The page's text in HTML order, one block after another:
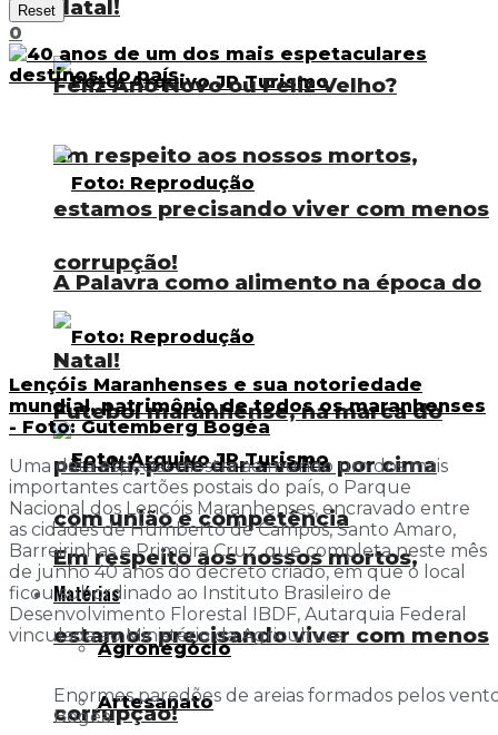
Natal!
Em respeito aos nossos mortos,
estamos precisando viver com menos
corrupção!
Futebol maranhense, na marca do
pênalti, pode dar a volta por cima
com união e competência
Matérias
Agronegócio
Artesanato
Feliz Ano Novo ou Feliz Velho?
A Palavra como alimento na época do
Natal!
Em respeito aos nossos mortos,
estamos precisando viver com menos
corrupção!
Reset
0
Lençóis Maranhenses e sua notoriedade
mundial, patrimônio de todos os maranhenses
- Foto: Gutemberg Bogéa
Uma data especial mostra ao mundo um dos mais
importantes cartões postais do país, o Parque
Nacional dos Lençóis Maranhenses, encravado entre
as cidades de Humberto de Campos, Santo Amaro,
Barreirinhas e Primeira Cruz, que completa neste mês
de junho 40 anos do decreto criado, em que o local
ficou subordinado ao Instituto Brasileiro de
Desenvolvimento Florestal IBDF, Autarquia Federal
vinculada ao Ministério da Agricultura.
Enormes paredões de areias formados pelos
Bogéa